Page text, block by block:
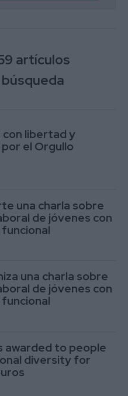
artículos
con libertad y
el Orgullo
una charla sobre
de jóvenes con
una charla sobre
de jóvenes con
awarded to people
diversity for